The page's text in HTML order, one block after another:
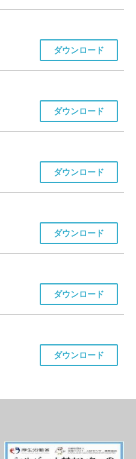
ダウンロード
ダウンロード
ダウンロード
ダウンロード
ダウンロード
ダウンロード